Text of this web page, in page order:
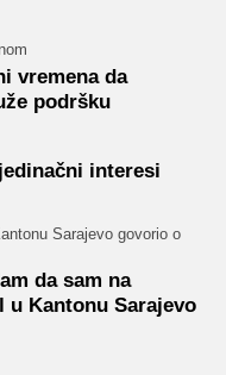
vremena da
podršku
interesi
Sarajevo govorio o
da sam na
Kantonu Sarajevo